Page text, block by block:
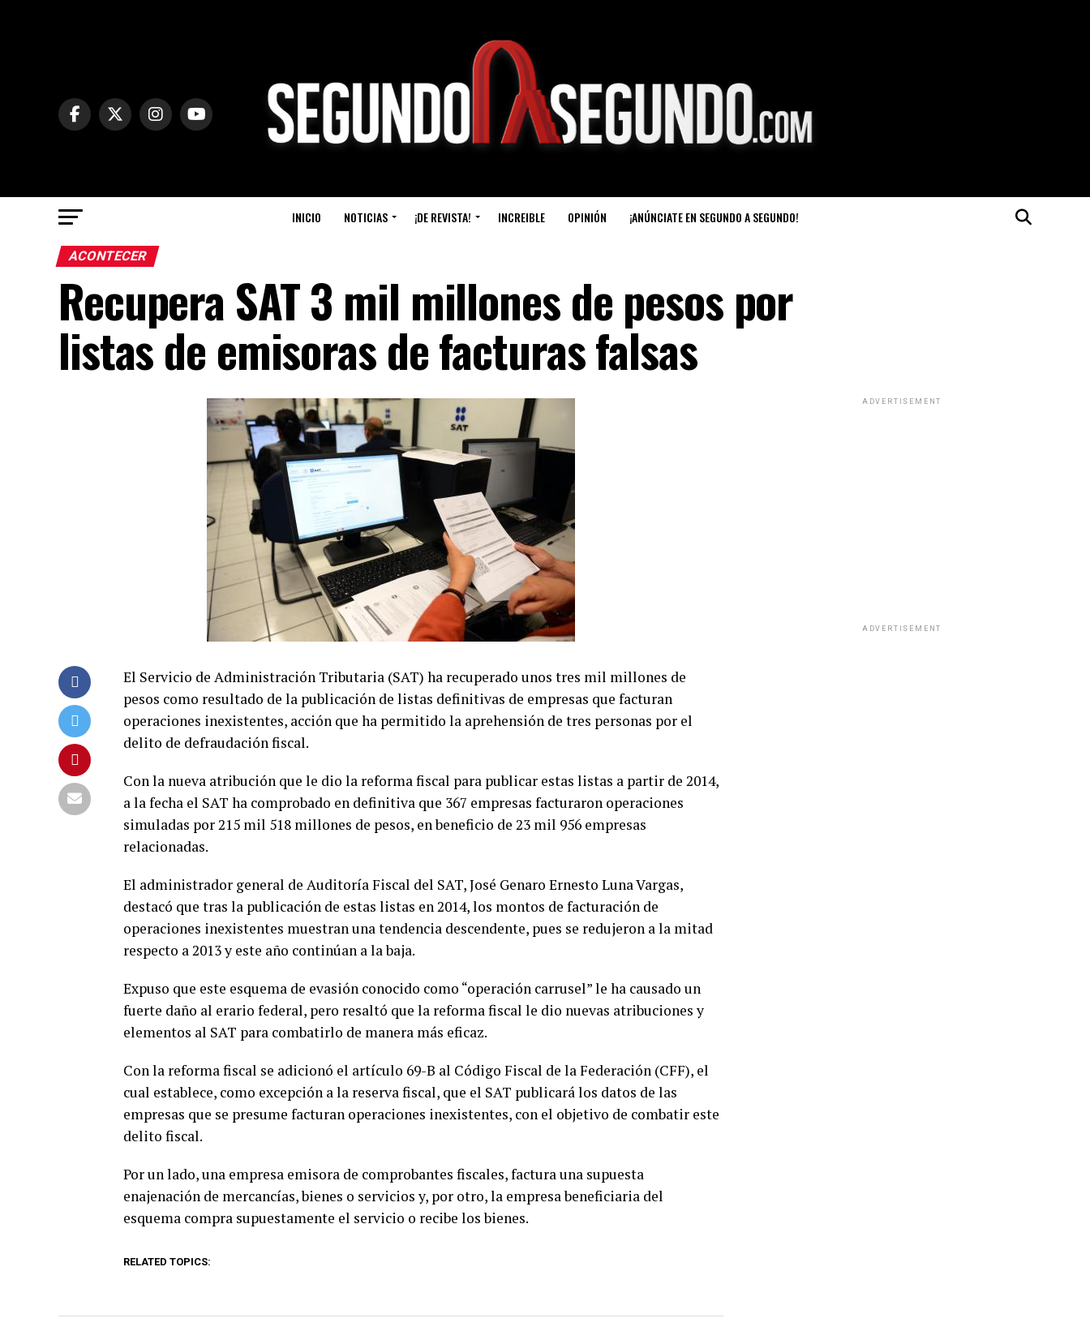
INICIO NOTICIAS ¡DE REVISTA! INCREIBLE OPINIÓN ¡ANÚNCIATE EN SEGUNDO A SEGUNDO!
ACONTECER
Recupera SAT 3 mil millones de pesos por
listas de emisoras de facturas falsas
El Servicio de Administración Tributaria (SAT) ha recuperado unos tres mil millones de
pesos como resultado de la publicación de listas definitivas de empresas que facturan
operaciones inexistentes, acción que ha permitido la aprehensión de tres personas por el
delito de defraudación fiscal.
Con la nueva atribución que le dio la reforma fiscal para publicar estas listas a partir de 2014,
a la fecha el SAT ha comprobado en definitiva que 367 empresas facturaron operaciones
simuladas por 215 mil 518 millones de pesos, en beneficio de 23 mil 956 empresas
relacionadas.
El administrador general de Auditoría Fiscal del SAT, José Genaro Ernesto Luna Vargas,
destacó que tras la publicación de estas listas en 2014, los montos de facturación de
operaciones inexistentes muestran una tendencia descendente, pues se redujeron a la mitad
respecto a 2013 y este año continúan a la baja.
Expuso que este esquema de evasión conocido como “operación carrusel” le ha causado un
fuerte daño al erario federal, pero resaltó que la reforma fiscal le dio nuevas atribuciones y
elementos al SAT para combatirlo de manera más eficaz.
Con la reforma fiscal se adicionó el artículo 69-B al Código Fiscal de la Federación (CFF), el
cual establece, como excepción a la reserva fiscal, que el SAT publicará los datos de las
empresas que se presume facturan operaciones inexistentes, con el objetivo de combatir este
delito fiscal.
Por un lado, una empresa emisora de comprobantes fiscales, factura una supuesta
enajenación de mercancías, bienes o servicios y, por otro, la empresa beneficiaria del
esquema compra supuestamente el servicio o recibe los bienes.
RELATED TOPICS:
ADVERTISEMENT
ADVERTISEMENT